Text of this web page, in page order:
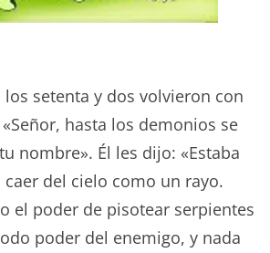
setenta y dos volvieron con
hasta los demonios se
nombre». Él les dijo: «Estaba
caer del cielo como un rayo.
el poder de pisotear serpientes
poder del enemigo, y nada